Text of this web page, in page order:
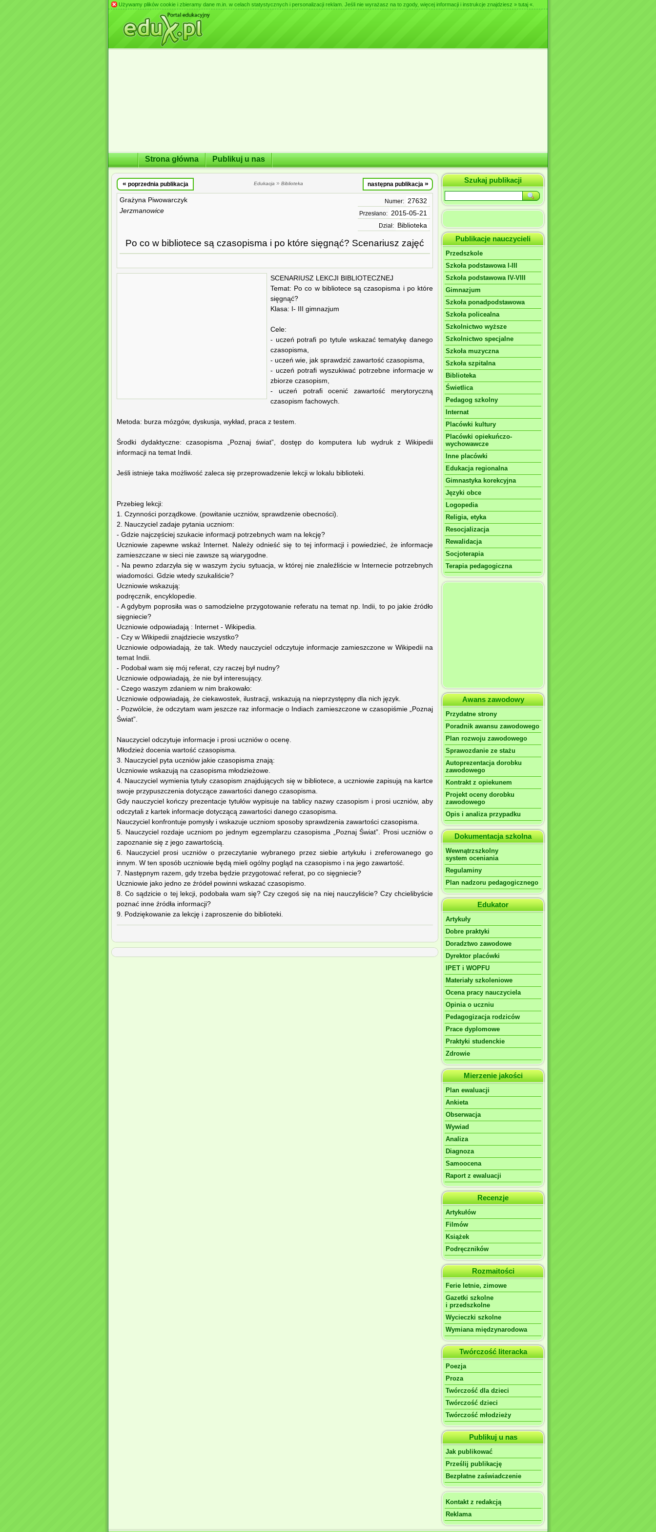
Używamy plików cookie i zbieramy dane m.in. w celach statystycznych i personalizacji reklam. Jeśli nie wyrażasz na to zgody, więcej informacji i instrukcje znajdziesz » tutaj «
Strona główna Publikuj u nas
« poprzednia publikacja Edukacja » Biblioteka następna publikacja »
Grażyna Piwowarczyk
Jerzmanowice
Numer: 27632
Przesłano: 2015-05-21
Dział: Biblioteka
Po co w bibliotece są czasopisma i po które sięgnąć? Scenariusz zajęć
SCENARIUSZ LEKCJI BIBLIOTECZNEJ
Temat: Po co w bibliotece są czasopisma i po które
sięgnąć?
Klasa: I- III gimnazjum
Cele:
- uczeń potrafi po tytule wskazać tematykę danego
czasopisma,
- uczeń wie, jak sprawdzić zawartość czasopisma,
- uczeń potrafi wyszukiwać potrzebne informacje w
zbiorze czasopism,
- uczeń potrafi ocenić zawartość merytoryczną
czasopism fachowych.
Metoda: burza mózgów, dyskusja, wykład, praca z testem.
Środki dydaktyczne: czasopisma „Poznaj świat”, dostęp do komputera lub wydruk z Wikipedii
informacji na temat Indii.
Jeśli istnieje taka możliwość zaleca się przeprowadzenie lekcji w lokalu biblioteki.
Przebieg lekcji:
1. Czynności porządkowe. (powitanie uczniów, sprawdzenie obecności).
2. Nauczyciel zadaje pytania uczniom:
- Gdzie najczęściej szukacie informacji potrzebnych wam na lekcję?
Uczniowie zapewne wskaż Internet. Należy odnieść się to tej informacji i powiedzieć, że informacje
zamieszczane w sieci nie zawsze są wiarygodne.
- Na pewno zdarzyła się w waszym życiu sytuacja, w której nie znaleźliście w Internecie potrzebnych
wiadomości. Gdzie wtedy szukaliście?
Uczniowie wskazują:
podręcznik, encyklopedie.
- A gdybym poprosiła was o samodzielne przygotowanie referatu na temat np. Indii, to po jakie źródło
sięgniecie?
Uczniowie odpowiadają : Internet - Wikipedia.
- Czy w Wikipedii znajdziecie wszystko?
Uczniowie odpowiadają, że tak. Wtedy nauczyciel odczytuje informacje zamieszczone w Wikipedii na
temat Indii.
- Podobał wam się mój referat, czy raczej był nudny?
Uczniowie odpowiadają, że nie był interesujący.
- Czego waszym zdaniem w nim brakowało:
Uczniowie odpowiadają, że ciekawostek, ilustracji, wskazują na nieprzystępny dla nich język.
- Pozwólcie, że odczytam wam jeszcze raz informacje o Indiach zamieszczone w czasopiśmie „Poznaj
Świat”.
Nauczyciel odczytuje informacje i prosi uczniów o ocenę.
Młodzież docenia wartość czasopisma.
3. Nauczyciel pyta uczniów jakie czasopisma znają:
Uczniowie wskazują na czasopisma młodzieżowe.
4. Nauczyciel wymienia tytuły czasopism znajdujących się w bibliotece, a uczniowie zapisują na kartce
swoje przypuszczenia dotyczące zawartości danego czasopisma.
Gdy nauczyciel kończy prezentacje tytułów wypisuje na tablicy nazwy czasopism i prosi uczniów, aby
odczytali z kartek informacje dotyczącą zawartości danego czasopisma.
Nauczyciel konfrontuje pomysły i wskazuje uczniom sposoby sprawdzenia zawartości czasopisma.
5. Nauczyciel rozdaje uczniom po jednym egzemplarzu czasopisma „Poznaj Świat”. Prosi uczniów o
zapoznanie się z jego zawartością.
6. Nauczyciel prosi uczniów o przeczytanie wybranego przez siebie artykułu i zreferowanego go
innym. W ten sposób uczniowie będą mieli ogólny pogląd na czasopismo i na jego zawartość.
7. Następnym razem, gdy trzeba będzie przygotować referat, po co sięgniecie?
Uczniowie jako jedno ze źródeł powinni wskazać czasopismo.
8. Co sądzicie o tej lekcji, podobała wam się? Czy czegoś się na niej nauczyliście? Czy chcielibyście
poznać inne źródła informacji?
9. Podziękowanie za lekcję i zaproszenie do biblioteki.
Szukaj publikacji
Publikacje nauczycieli
Przedszkole
Szkoła podstawowa I-III
Szkoła podstawowa IV-VIII
Gimnazjum
Szkoła ponadpodstawowa
Szkoła policealna
Szkolnictwo wyższe
Szkolnictwo specjalne
Szkoła muzyczna
Szkoła szpitalna
Biblioteka
Świetlica
Pedagog szkolny
Internat
Placówki kultury
Placówki opiekuńczo-
wychowawcze
Inne placówki
Edukacja regionalna
Gimnastyka korekcyjna
Języki obce
Logopedia
Religia, etyka
Resocjalizacja
Rewalidacja
Socjoterapia
Terapia pedagogiczna
Awans zawodowy
Przydatne strony
Poradnik awansu zawodowego
Plan rozwoju zawodowego
Sprawozdanie ze stażu
Autoprezentacja dorobku
zawodowego
Kontrakt z opiekunem
Projekt oceny dorobku
zawodowego
Opis i analiza przypadku
Dokumentacja szkolna
Wewnątrzszkolny
system oceniania
Regulaminy
Plan nadzoru pedagogicznego
Edukator
Artykuły
Dobre praktyki
Doradztwo zawodowe
Dyrektor placówki
IPET i WOPFU
Materiały szkoleniowe
Ocena pracy nauczyciela
Opinia o uczniu
Pedagogizacja rodziców
Prace dyplomowe
Praktyki studenckie
Zdrowie
Mierzenie jakości
Plan ewaluacji
Ankieta
Obserwacja
Wywiad
Analiza
Diagnoza
Samoocena
Raport z ewaluacji
Recenzje
Artykułów
Filmów
Książek
Podręczników
Rozmaitości
Ferie letnie, zimowe
Gazetki szkolne
i przedszkolne
Wycieczki szkolne
Wymiana międzynarodowa
Twórczość literacka
Poezja
Proza
Twórczość dla dzieci
Twórczość dzieci
Twórczość młodzieży
Publikuj u nas
Jak publikować
Prześlij publikację
Bezpłatne zaświadczenie
Kontakt z redakcją
Reklama